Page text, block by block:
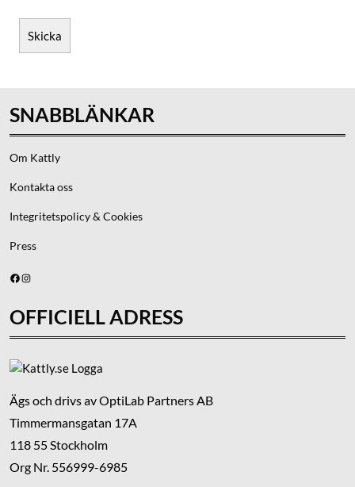
Skicka
SNABBLÄNKAR
Om Kattly
Kontakta oss
Integritetspolicy & Cookies
Press
Facebook
Instagram
OFFICIELL ADRESS
Ägs och drivs av OptiLab Partners AB
Timmermansgatan 17A
118 55 Stockholm
Org Nr. 556999-6985